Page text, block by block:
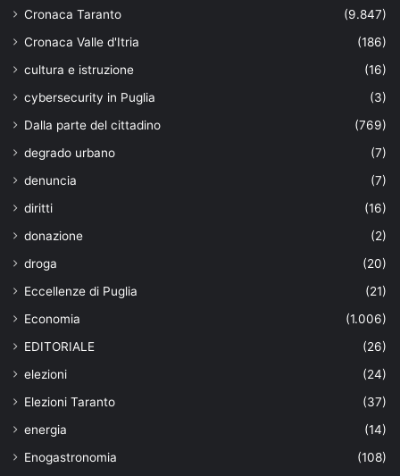
Cronaca Taranto
(9.847)
Cronaca Valle d'Itria
(186)
cultura e istruzione
(16)
cybersecurity in Puglia
(3)
Dalla parte del cittadino
(769)
degrado urbano
(7)
denuncia
(7)
diritti
(16)
donazione
(2)
droga
(20)
Eccellenze di Puglia
(21)
Economia
(1.006)
EDITORIALE
(26)
elezioni
(24)
Elezioni Taranto
(37)
energia
(14)
Enogastronomia
(108)